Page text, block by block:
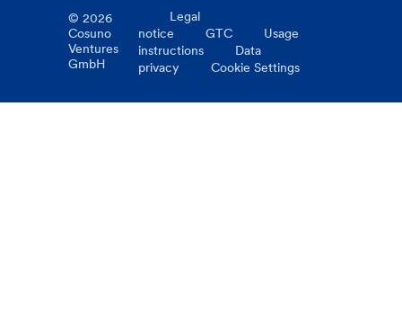
© 2026
Cosuno
Ventures
GmbH
Legal
notice
GTC
Usage
instructions
Data
privacy
Cookie Settings